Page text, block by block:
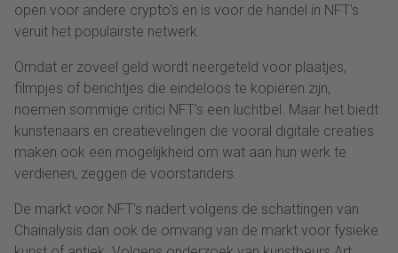
open voor andere crypto's en is voor de handel in NFT's
veruit het populairste netwerk.
Omdat er zoveel geld wordt neergeteld voor plaatjes,
filmpjes of berichtjes die eindeloos te kopiëren zijn,
noemen sommige critici NFT's een luchtbel. Maar het biedt
kunstenaars en creatievelingen die vooral digitale creaties
maken ook een mogelijkheid om wat aan hun werk te
verdienen, zeggen de voorstanders.
De markt voor NFT's nadert volgens de schattingen van
Chainalysis dan ook de omvang van de markt voor fysieke